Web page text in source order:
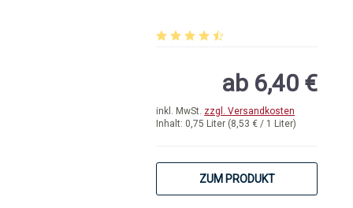
Inhalt: 0,75 Liter (8,53 € / 1 Liter)
inkl. MwSt. zzgl. Versandkosten
ab 6,40 €
ZUM PRODUKT